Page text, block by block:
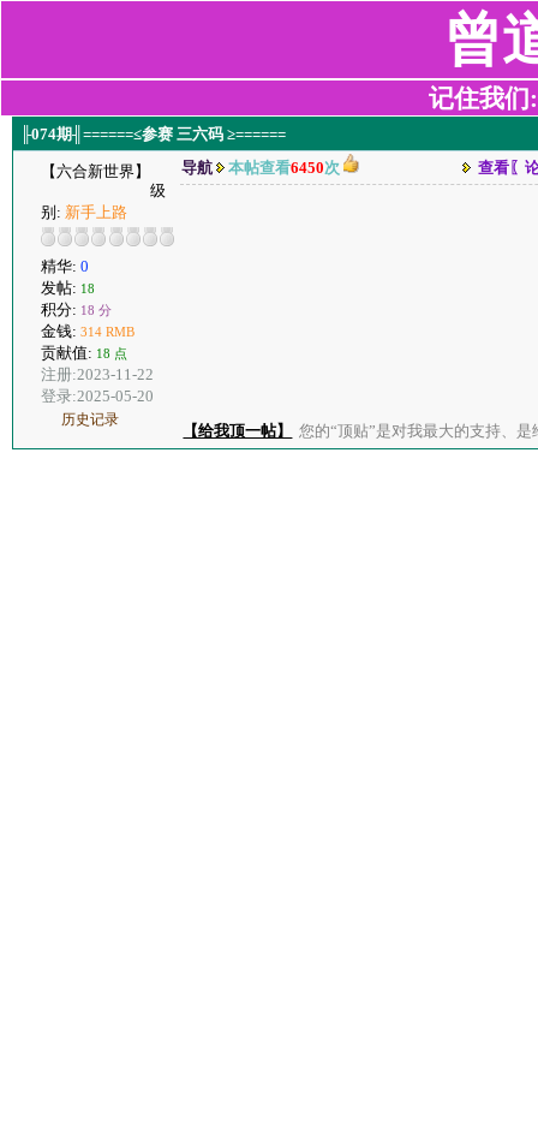
曾
记住我们
╟074期╢======≤参赛 三六码 ≥======
【六合新世界】
级
别: 新手上路
精华: 0
发帖: 18
积分: 18 分
金钱: 314 RMB
贡献值: 18 点
注册:2023-11-22
登录:2025-05-20
历史记录
导航 本帖查看6450次 查看〖
【给我顶一帖】 您的“顶贴”是对我最大的支持、